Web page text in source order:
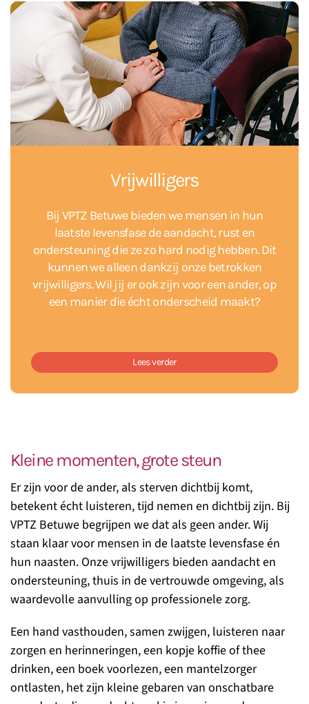
Vrijwilligers
Bij VPTZ Betuwe bieden we mensen in hun
laatste levensfase de aandacht, rust en
ondersteuning die ze zo hard nodig hebben. Dit
kunnen we alleen dankzij onze betrokken
vrijwilligers. Wil jij er ook zijn voor een ander, op
een manier die écht onderscheid maakt?
Lees verder
Kleine momenten, grote steun
Er zijn voor de ander, als sterven dichtbij komt,
betekent écht luisteren, tijd nemen en dichtbij zijn. Bij
VPTZ Betuwe begrijpen we dat als geen ander. Wij
staan klaar voor mensen in de laatste levensfase én
hun naasten. Onze vrijwilligers bieden aandacht en
ondersteuning, thuis in de vertrouwde omgeving, als
waardevolle aanvulling op professionele zorg.
Een hand vasthouden, samen zwijgen, luisteren naar
zorgen en herinneringen, een kopje koffie of thee
drinken, een boek voorlezen, een mantelzorger
ontlasten, het zijn kleine gebaren van onschatbare